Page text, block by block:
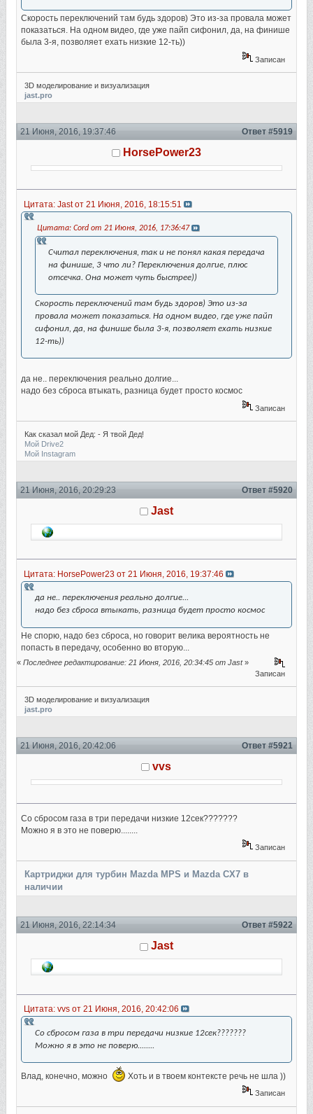
Скорость переключений там будь здоров) Это из-за провала может
показаться. На одном видео, где уже пайп сифонил, да, на финише
была 3-я, позволяет ехать низкие 12-ть))
Записан
3D моделирование и визуализация
jast.pro
21 Июня, 2016, 19:37:46 Ответ #5919
HorsePower23
Цитата: Jast от 21 Июня, 2016, 18:15:51
Цитата: Cord от 21 Июня, 2016, 17:36:47
Считал переключения, так и не понял какая передача
на финише, 3 что ли? Переключения долгие, плюс
отсечка. Она может чуть быстрее))
Скорость переключений там будь здоров) Это из-за
провала может показаться. На одном видео, где уже пайп
сифонил, да, на финише была 3-я, позволяет ехать низкие
12-ть))
да не.. переключения реально долгие...
надо без сброса втыкать, разница будет просто космос
Записан
Как сказал мой Дед: - Я твой Дед!
Мой Drive2
Мой Instagram
21 Июня, 2016, 20:29:23 Ответ #5920
Jast
Цитата: HorsePower23 от 21 Июня, 2016, 19:37:46
да не.. переключения реально долгие...
надо без сброса втыкать, разница будет просто космос
Не спорю, надо без сброса, но говорит велика вероятность не
попасть в передачу, особенно во вторую...
«Последнее редактирование: 21 Июня, 2016, 20:34:45 от Jast»
Записан
3D моделирование и визуализация
jast.pro
21 Июня, 2016, 20:42:06 Ответ #5921
vvs
Со сбросом газа в три передачи низкие 12сек???????
Можно я в это не поверю........
Записан
Картриджи для турбин Mazda MPS и Mazda CX7 в
наличии
21 Июня, 2016, 22:14:34 Ответ #5922
Jast
Цитата: vvs от 21 Июня, 2016, 20:42:06
Со сбросом газа в три передачи низкие 12сек???????
Можно я в это не поверю........
Влад, конечно, можно Хоть и в твоем контексте речь не шла ))
Записан